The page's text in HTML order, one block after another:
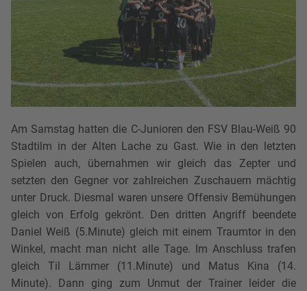
Am Samstag hatten die C-Junioren den FSV Blau-Weiß 90
Stadtilm in der Alten Lache zu Gast. Wie in den letzten
Spielen auch, übernahmen wir gleich das Zepter und
setzten den Gegner vor zahlreichen Zuschauern mächtig
unter Druck. Diesmal waren unsere Offensiv Bemühungen
gleich von Erfolg gekrönt. Den dritten Angriff beendete
Daniel Weiß (5.Minute) gleich mit einem Traumtor in den
Winkel, macht man nicht alle Tage. Im Anschluss trafen
gleich Til Lämmer (11.Minute) und Matus Kina (14.
Minute). Dann ging zum Unmut der Trainer leider die